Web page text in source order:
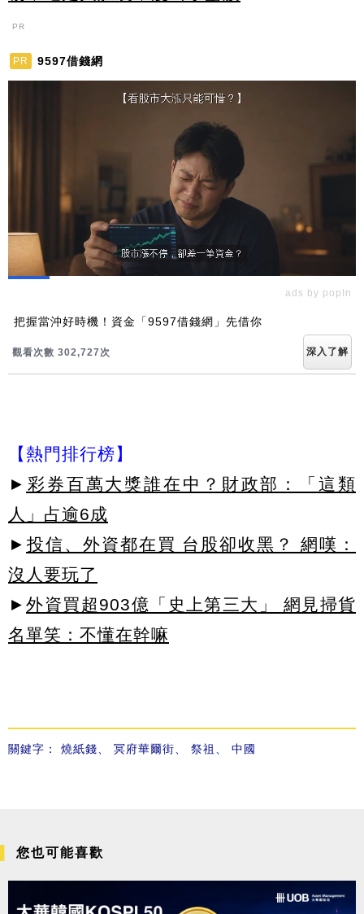
PR
PR 9597借錢網
ads by popIn
把握當沖好時機！資金「9597借錢網」先借你
觀看次數 302,733次 深入了解
【熱門排行榜】
► 彩券百萬大獎誰在中？財政部：「這類
人」占逾6成
► 投信、外資都在買 台股卻收黑？ 網嘆：
沒人要玩了
► 外資買超903億「史上第三大」 網見掃貨
名單笑：不懂在幹嘛
關鍵字： 燒紙錢 冥府華爾街 祭祖 中國
您也可能喜歡